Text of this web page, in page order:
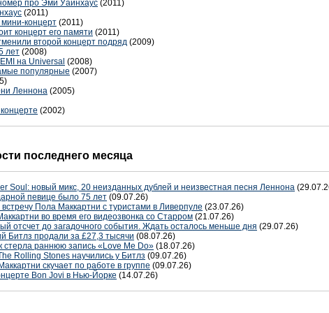
про Эми Уайнхаус (2011)
(2011)
концерт (2011)
концерт его памяти (2011)
второй концерт подряд (2009)
лет (2008)
на Universal (2008)
популярные (2007)
Леннона (2005)
(2002)
последнего месяца
Soul: новый микс, 20 неизданных дублей и неизвестная песня Леннона
певице было 75 лет (09.07.26)
Пола Маккартни с туристами в Ливерпуле (23.07.26)
во время его видеозвонка со Старром (21.07.26)
отсчет до загадочного события. Ждать осталось меньше дня (29.07.26)
Битлз продали за £27,3 тысячи (08.07.26)
стерла раннюю запись «Love Me Do» (18.07.26)
Rolling Stones научились у Битлз (09.07.26)
скучает по работе в группе (09.07.26)
Bon Jovi в Нью-Йорке (14.07.26)